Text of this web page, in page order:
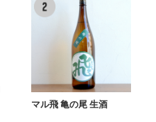
マル飛 亀の尾 生酒